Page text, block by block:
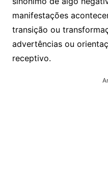
manifestações
transição ou
advertências ou
receptivo.